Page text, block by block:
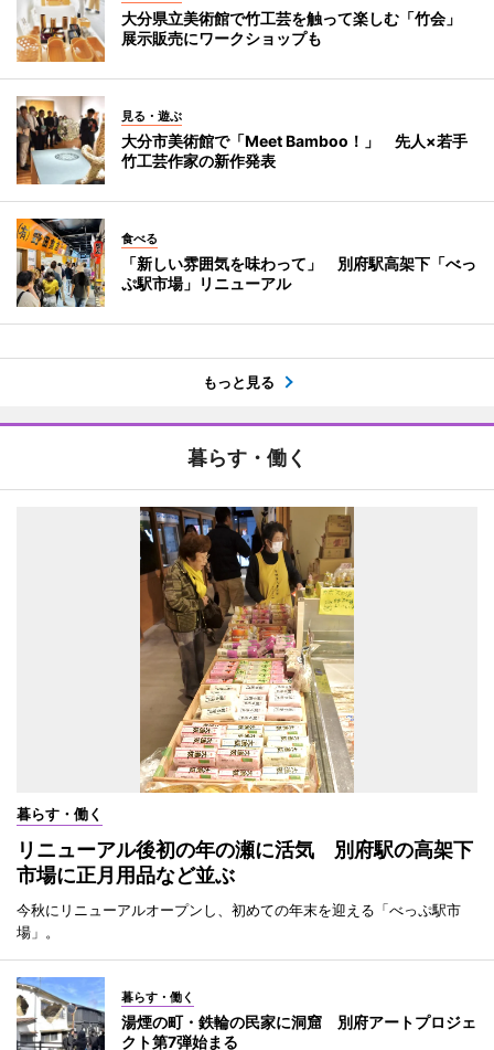
大分県立美術館で竹工芸を触って楽しむ「竹会」
展示販売にワークショップも
見る・遊ぶ
大分市美術館で「Meet Bamboo！」 先人×若手
竹工芸作家の新作発表
食べる
「新しい雰囲気を味わって」 別府駅高架下「べっ
ぷ駅市場」リニューアル
もっと見る
暮らす・働く
暮らす・働く
リニューアル後初の年の瀬に活気 別府駅の高架下
市場に正月用品など並ぶ
今秋にリニューアルオープンし、初めての年末を迎える「べっぷ駅市
場」。
暮らす・働く
湯煙の町・鉄輪の民家に洞窟 別府アートプロジェ
クト第7弾始まる